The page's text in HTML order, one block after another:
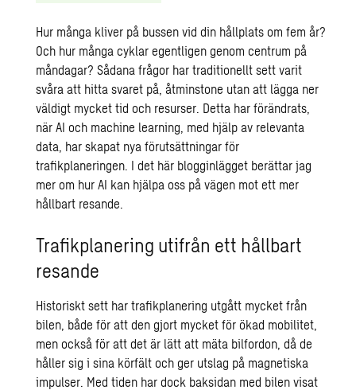
Hur många kliver på bussen vid din hållplats om fem år?
Och hur många cyklar egentligen genom centrum på
måndagar? Sådana frågor har traditionellt sett varit
svåra att hitta svaret på, åtminstone utan att lägga ner
väldigt mycket tid och resurser. Detta har förändrats,
när AI och machine learning, med hjälp av relevanta
data, har skapat nya förutsättningar för
trafikplaneringen. I det här blogginlägget berättar jag
mer om hur AI kan hjälpa oss på vägen mot ett mer
hållbart resande.
Trafikplanering utifrån ett hållbart
resande
Historiskt sett har trafikplanering utgått mycket från
bilen, både för att den gjort mycket för ökad mobilitet,
men också för att det är lätt att mäta bilfordon, då de
håller sig i sina körfält och ger utslag på magnetiska
impulser. Med tiden har dock baksidan med bilen visat